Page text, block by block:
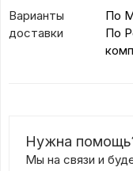
Варианты
доставки
По
По
Нужна
Мы на связи и